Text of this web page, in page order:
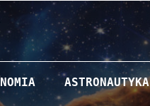
ASTRONAUTYKA